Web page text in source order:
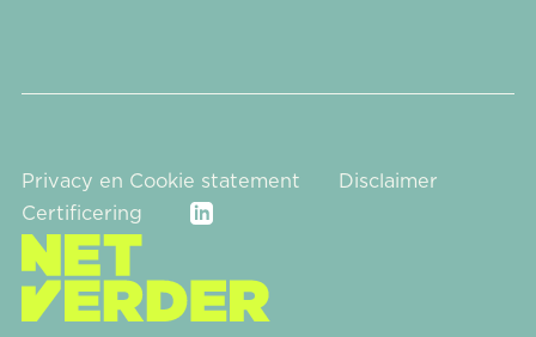
Privacy en Cookie statement
Disclaimer
Certificering